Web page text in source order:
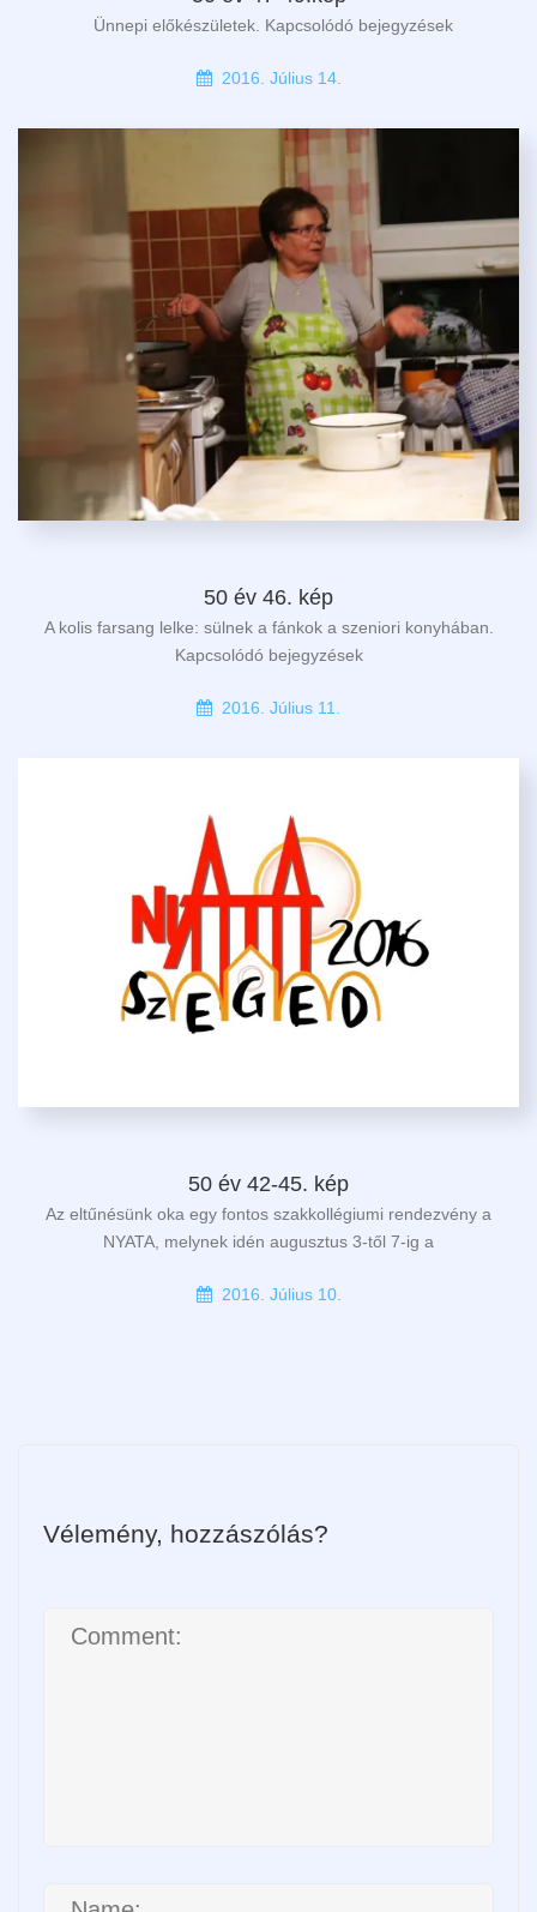
Ünnepi előkészületek. Kapcsolódó bejegyzések
2016. Július 14.
50 év 46. kép
A kolis farsang lelke: sülnek a fánkok a szeniori konyhában.
Kapcsolódó bejegyzések
2016. Július 11.
50 év 42-45. kép
Az eltűnésünk oka egy fontos szakkollégiumi rendezvény a
NYATA, melynek idén augusztus 3-től 7-ig a
2016. Július 10.
Vélemény, hozzászólás?